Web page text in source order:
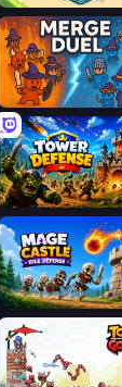
MergeDuel.io
Tower Defense